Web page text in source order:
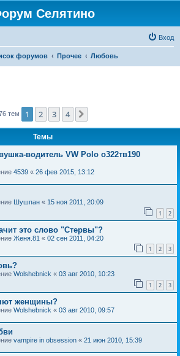
Селятино
Вход
форумов Прочее Любовь
тем 1 2 3 4
Темы
водитель VW Polo о322тв190
4539 « 26 фев 2015, 13:12
Шушпан « 15 ноя 2011, 20:09
1 2
это слово "Стервы"?
Женя.81 « 02 сен 2011, 04:20
1 2 3
Wolshebnick « 03 авг 2010, 10:23
1 2 3
женщины?
Wolshebnick « 03 авг 2010, 09:57
vampire in obsession « 21 июн 2010, 15:39